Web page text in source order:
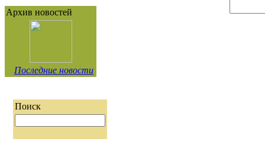
Архив новостей
Последние новости
Поиск